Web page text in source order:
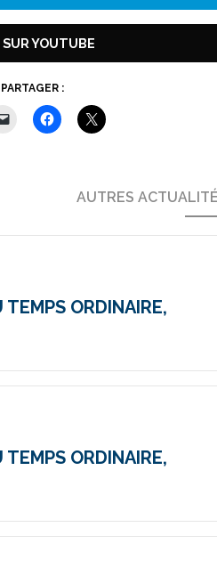
SUR YOUTUBE
PARTAGER :
AUTRES
ORDINAIRE,
ORDINAIRE,